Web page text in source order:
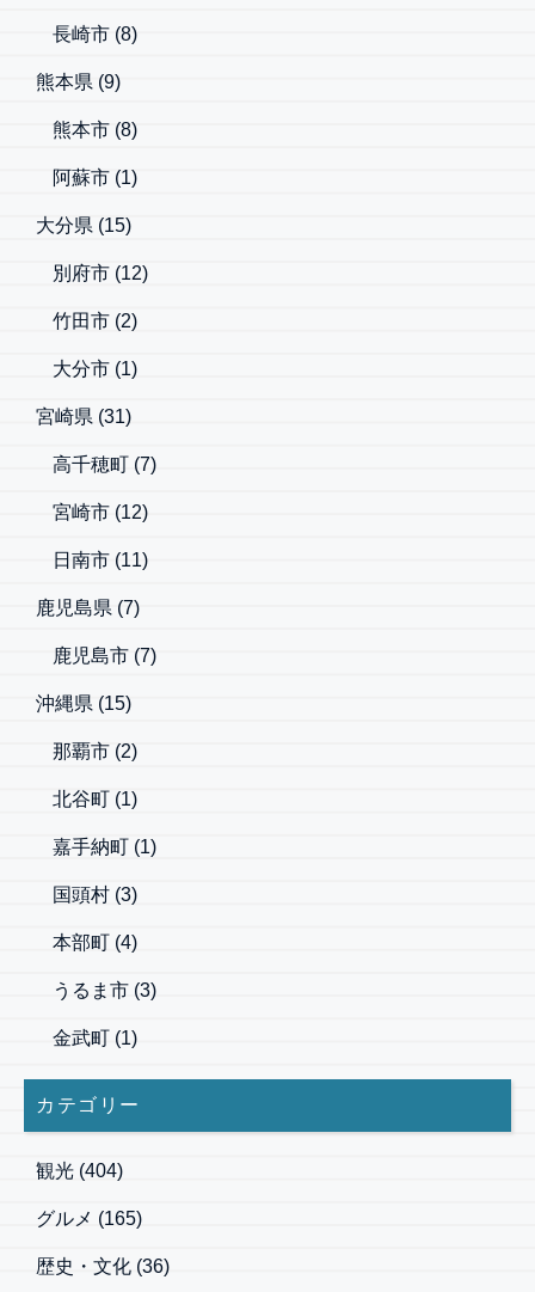
長崎市 (8)
熊本県 (9)
熊本市 (8)
阿蘇市 (1)
大分県 (15)
別府市 (12)
竹田市 (2)
大分市 (1)
宮崎県 (31)
高千穂町 (7)
宮崎市 (12)
日南市 (11)
鹿児島県 (7)
鹿児島市 (7)
沖縄県 (15)
那覇市 (2)
北谷町 (1)
嘉手納町 (1)
国頭村 (3)
本部町 (4)
うるま市 (3)
金武町 (1)
カテゴリー
観光 (404)
グルメ (165)
歴史・文化 (36)